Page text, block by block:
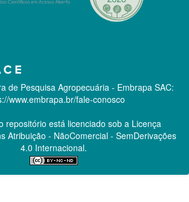
de Pesquisa Agropecuária - Embrapa SAC:
www.embrapa.br/fale-conosco
repositório está licenciado sob a Licença
Atribuição - NãoComercial - SemDerivações
4.0 Internacional.